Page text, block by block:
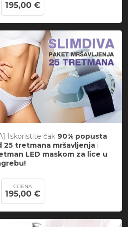
195,00 €
Iskoristite čak 90% popusta
25 tretmana mršavljenja i
LED maskom za lice u
CIJENA
195,00 €